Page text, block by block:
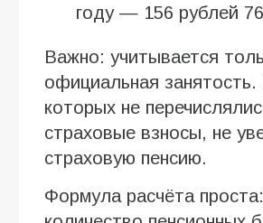
году — 156 рублей
Важно: учитывается
официальная
которых не
страховые взносы, не
страховую пенсию.
Формула расчёта проста: